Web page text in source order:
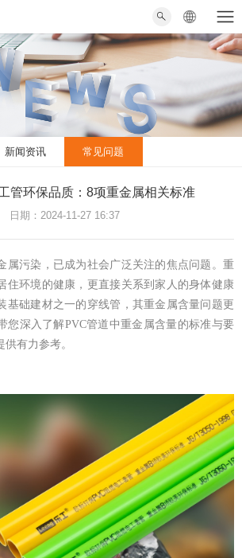
新闻资讯 常见问题
管环保品质：8项重金属相关标准
日期：2024-11-27 16:37
属污染，已成为社会广泛关注的焦点问题。重
住环境的健康，更直接关系到家人的身体健康
基础建材之一的穿线管，其重金属含量问题更
您深入了解PVC管道中重金属含量的标准与要
有力参考。